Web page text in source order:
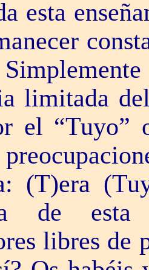
esta
limitada
el “Tuyo”
(T)era
de
libres de